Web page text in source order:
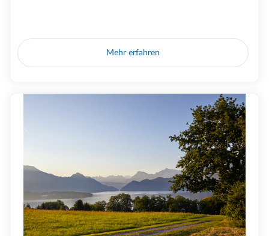
Mehr erfahren